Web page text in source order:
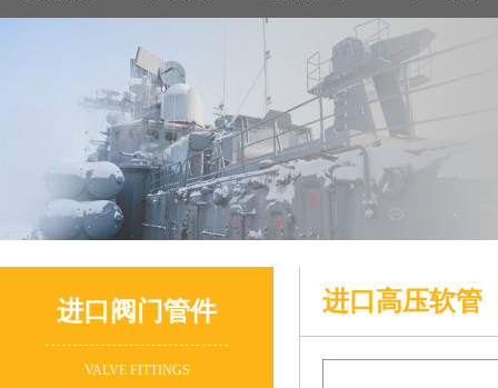
进口阀门管件
VALVE FITTINGS
进口高压软管